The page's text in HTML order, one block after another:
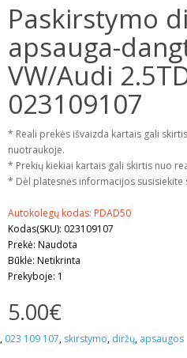
Paskirstymo
apsauga-
VW/Audi
023109107
* Reali prekės išvaizda kartais gali
nuotraukoje.
* Prekių kiekiai kartais gali skirtis nuo
* Dėl platesnės informacijos susisiekite
Autokolegų kodas: PDAD50
Kodas(SKU): 023109107
Prekė: Naudota
Būklė: Netikrinta
Prekyboje: 1
5.00€
, 023 109 107, skirstymo, diržų, apsaugos